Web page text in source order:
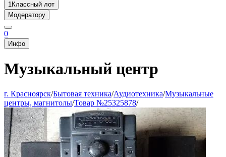
1Классный лот
Модератору
0
Инфо
Музыкальный центр
г. Красноярск/Бытовая техника/Аудиотехника/Музыкальные
центры, магнитолы/Товар №25325878/